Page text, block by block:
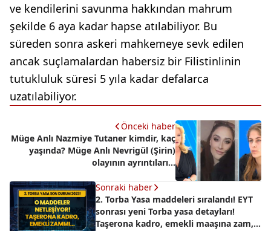
ve kendilerini savunma hakkından mahrum
şekilde 6 aya kadar hapse atılabiliyor. Bu
süreden sonra askeri mahkemeye sevk edilen
ancak suçlamalardan habersiz bir Filistinlinin
tutukluluk süresi 5 yıla kadar defalarca
uzatılabiliyor.
Önceki haber
Müge Anlı Nazmiye Tutaner kimdir, kaç
yaşında? Müge Anlı Nevrigül (Şirin)
olayının ayrıntıları...
Sonraki haber
2. Torba Yasa maddeleri sıralandı! EYT
sonrası yeni Torba yasa detayları!
Taşerona kadro, emekli maaşına zam,